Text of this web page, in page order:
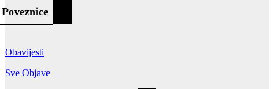
Poveznice
Obavijesti
Sve Objave